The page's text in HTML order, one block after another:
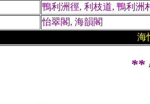
鴨利洲徑, 利枝道, 鴨利洲
怡翠閣, 海韻閣
海
**